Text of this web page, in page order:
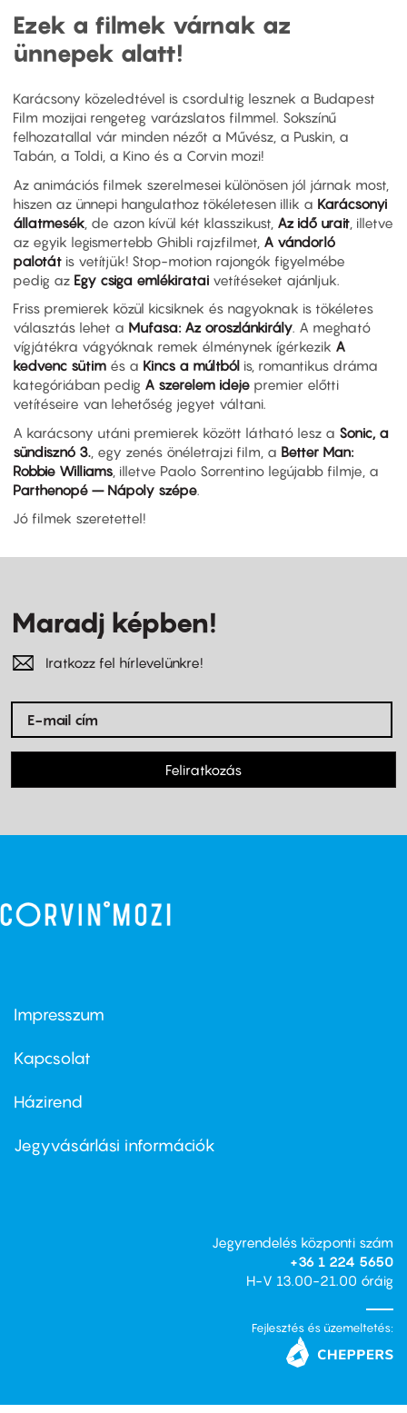
Ezek a filmek várnak az
ünnepek alatt!
Karácsony közeledtével is csordultig lesznek a Budapest
Film mozijai rengeteg varázslatos filmmel. Sokszínű
felhozatallal vár minden nézőt a Művész, a Puskin, a
Tabán, a Toldi, a Kino és a Corvin mozi!
Az animációs filmek szerelmesei különösen jól járnak most,
hiszen az ünnepi hangulathoz tökéletesen illik a Karácsonyi
állatmesék , de azon kívül két klasszikust, Az idő urait , illetve
az egyik legismertebb Ghibli rajzfilmet, A vándorló
palotát is vetítjük! Stop-motion rajongók figyelmébe
pedig az Egy csiga emlékiratai vetítéseket ajánljuk.
Friss premierek közül kicsiknek és nagyoknak is tökéletes
választás lehet a Mufasa: Az oroszlánkirály. A megható
vígjátékra vágyóknak remek élménynek ígérkezik A
kedvenc sütim és a Kincs a múltból is, romantikus dráma
kategóriában pedig A szerelem ideje premier előtti
vetítéseire van lehetőség jegyet váltani.
A karácsony utáni premierek között látható lesz a Sonic, a
sündisznó 3. , egy zenés önéletrajzi film, a Better Man:
Robbie Williams , illetve Paolo Sorrentino legújabb filmje, a
Parthenopé – Nápoly szépe.
Jó filmek szeretettel!
Maradj képben!
Iratkozz fel hírlevelünkre!
Feliratkozás
Footer
first
Impresszum
Kapcsolat
Footer
second
Házirend
Jegyvásárlási információk
Jegyrendelés központi szám
+36 1 224 5650
H-V 13.00-21.00 óráig
Fejlesztés és üzemeltetés: